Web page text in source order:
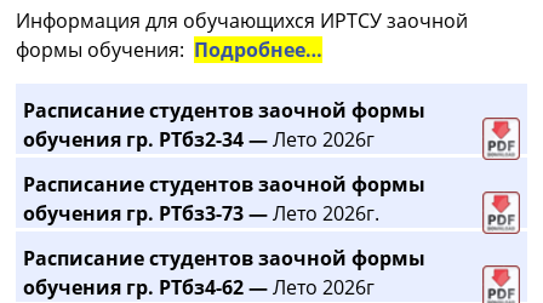
Информация для обучающихся ИРТСУ заочной
формы обучения: Подробнее…
Расписание студентов заочной формы
обучения гр. РТбз2-34 —Лето 2026г
Расписание студентов заочной формы
обучения гр. РТбз3-73 —Лето 2026г.
Расписание студентов заочной формы
обучения гр. РТбз4-62 —Лето 2026г